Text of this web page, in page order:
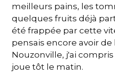
meilleurs pains, les
quelques fruits déjà
été frappée par cette
pensais encore avoir de
Nouzonville, j'ai
joue tôt le matin.